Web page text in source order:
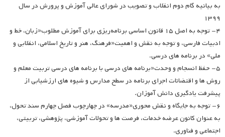
به بیانیه گام دوم انقلاب و تصویب در شورای عالی آموزش و پرورش در سال
۱۳۹۹
۴- توجه به اصل ۱۵ قانون اساسی برنامه‌ریزی برای آموزش مطلوب«زبان، خط و
ادبیات فارسی، و توجه به نقش و اهمیت«فرهنگ، هنر و تاریخ اسلامی، انقلابی و
ملی» در برنامه های درسی.
۵- حفظ انسجام و وحدت«برنامه های درسی با برنامه های درسی تربیت معلم و
روش ها و اقتضائات اجرای برنامه در سطح مدارس و شیوه های ارزشیابی از
پیشرفت یادگیری دانش آموزان.
۶- توجه به جایگاه و نقش محوری«مدرسه» در چهارچوب فصل چهارم سند تحول،
به عنوان کانون عرضه خدمات، فرصت ها و تحولات آموزشی، پژوهشی، تربیتی،
اجتماعی و فناوری.